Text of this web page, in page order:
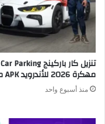
تنزيل كار باركينج Car Parking
مهكرة 2026 للأندرويد APK مجانا
منذ أسبوع واحد